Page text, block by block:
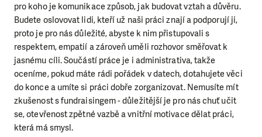
pro koho je komunikace způsob, jak budovat vztah a důvěru.
Budete oslovovat lidi, kteří už naši práci znají a podporují ji,
proto je pro nás důležité, abyste k nim přistupovali s
respektem, empatií a zároveň uměli rozhovor směřovat k
jasnému cíli. Součástí práce je i administrativa, takže
oceníme, pokud máte rádi pořádek v datech, dotahujete věci
do konce a umíte si práci dobře zorganizovat. Nemusíte mít
zkušenost s fundraisingem - důležitější je pro nás chuť učit
se, otevřenost zpětné vazbě a vnitřní motivace dělat práci,
která má smysl.